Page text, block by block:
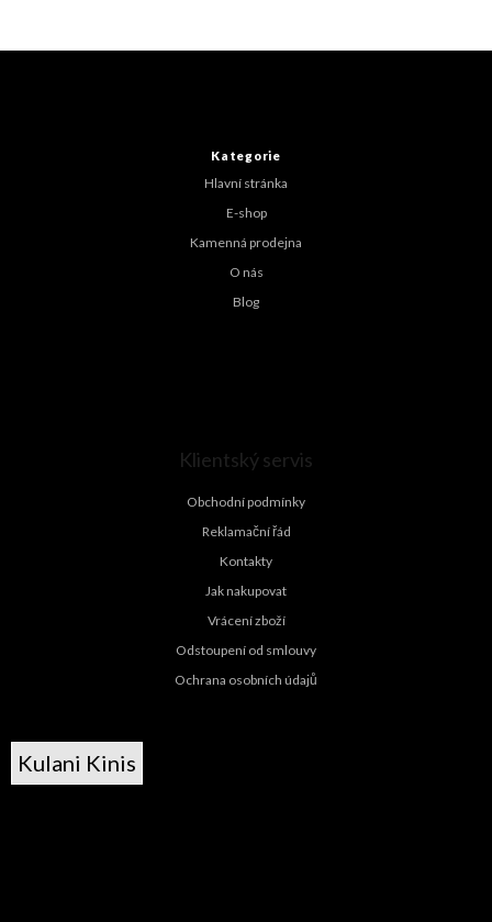
Kategorie
Hlavní stránka
E-shop
Kamenná prodejna
O nás
Blog
Klientský servis
Obchodní podmínky
Reklamační řád
Kontakty
Jak nakupovat
Vrácení zboží
Odstoupení od smlouvy
Ochrana osobních údajů
Kulani Kinis